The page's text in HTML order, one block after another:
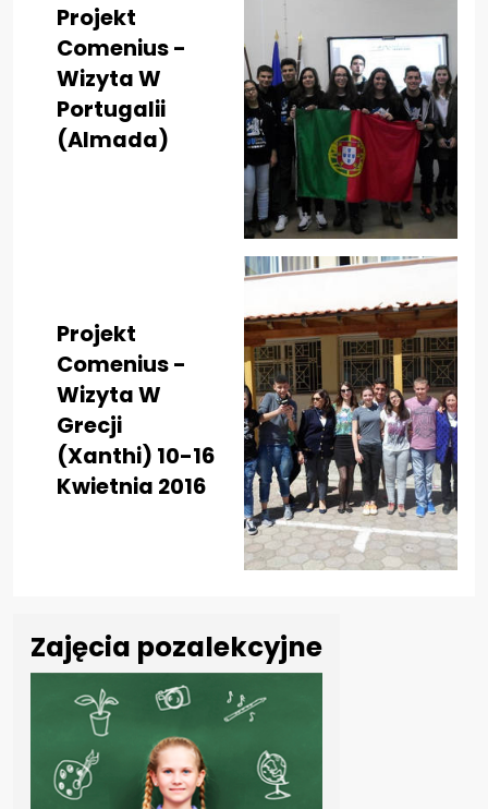
Projekt
Comenius -
Wizyta W
Portugalii
(almada)
Projekt
Comenius -
Wizyta W
Grecji
(xanthi) 10-16
Kwietnia 2016
Zajęcia pozalekcyjne